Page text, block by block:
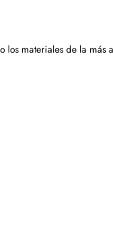
los materiales de la